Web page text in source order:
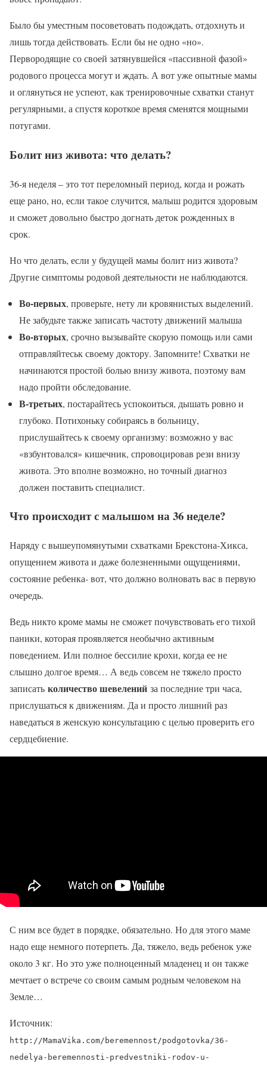
Было бы уместным посоветовать подождать, отдохнуть и
лишь тогда действовать. Если бы не одно «но».
Первородящие со своей затянувшейся «пассивной фазой»
родового процесса могут и ждать. А вот уже опытные мамы
и оглянуться не успеют, как тренировочные схватки станут
регулярными, а спустя короткое время сменятся мощными
потугами.
Болит низ живота: что делать?
36-я неделя – это тот переломный период, когда и рожать
еще рано, но, если такое случится, малыш родится здоровым
и сможет довольно быстро догнать деток рожденных в
срок.
Но что делать, если у будущей мамы болит низ живота?
Другие симптомы родовой деятельности не наблюдаются.
Во-первых, проверьте, нету ли кровянистых выделений.
Не забудьте также записать частоту движений малыша
Во-вторых, срочно вызывайте скорую помощь или сами
отправляйтеськ своему доктору. Запомните! Схватки не
начинаются простой болью внизу живота, поэтому вам
надо пройти обследование.
В-третьих, постарайтесь успокоиться, дышать ровно и
глубоко. Потихоньку собираясь в больницу,
прислушайтесь к своему организму: возможно у вас
«взбунтовался» кишечник, спровоцировав рези внизу
живота. Это вполне возможно, но точный диагноз
должен поставить специалист.
Что происходит с малышом на 36 неделе?
Наряду с вышеупомянутыми схватками Брекстона-Хикса,
опущением живота и даже болезненными ощущениями,
состояние ребенка- вот, что должно волновать вас в первую
очередь.
Ведь никто кроме мамы не сможет почувствовать его тихой
паники, которая проявляется необычно активным
поведением. Или полное бессилие крохи, когда ее не
слышно долгое время… А ведь совсем не тяжело просто
записать количество шевелений за последние три часа,
прислушаться к движениям. Да и просто лишний раз
наведаться в женскую консультацию с целью проверить его
сердцебиение.
С ним все будет в порядке, обязательно. Но для этого маме
надо еще немного потерпеть. Да, тяжело, ведь ребенок уже
около 3 кг. Но это уже полноценный младенец и он также
мечтает о встрече со своим самым родным человеком на
Земле…
Источник:
http://MamaVika.com/beremennost/podgotovka/36-
nedelya-beremennosti-predvestniki-rodov-u-